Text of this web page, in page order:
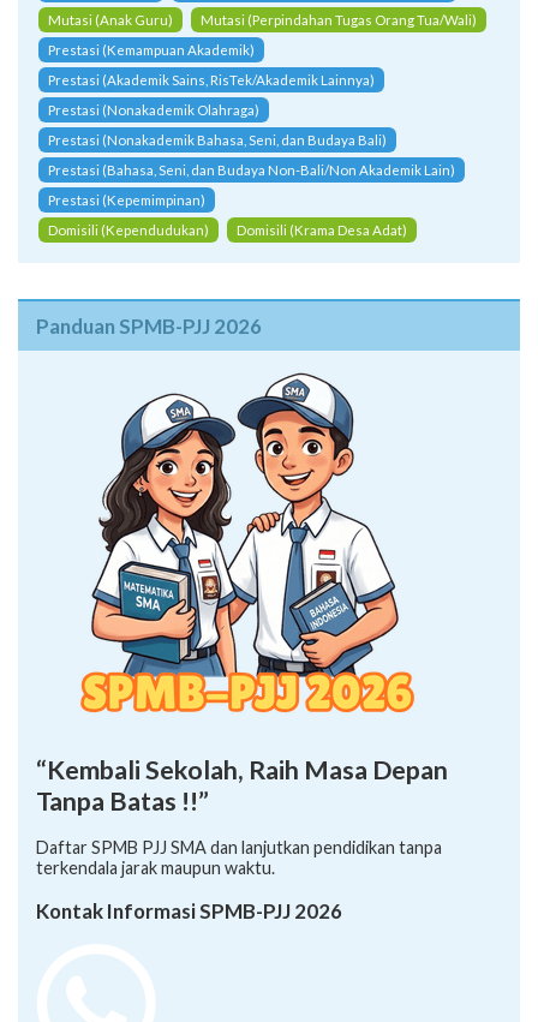
Mutasi (Anak Guru)
Mutasi (Perpindahan Tugas Orang Tua/Wali)
Prestasi (Kemampuan Akademik)
Prestasi (Akademik Sains, RisTek/Akademik Lainnya)
Prestasi (Nonakademik Olahraga)
Prestasi (Nonakademik Bahasa, Seni, dan Budaya Bali)
Prestasi (Bahasa, Seni, dan Budaya Non-Bali/Non Akademik Lain)
Prestasi (Kepemimpinan)
Domisili (Kependudukan)
Domisili (Krama Desa Adat)
Panduan SPMB-PJJ 2026
“Kembali Sekolah, Raih Masa Depan
Tanpa Batas !!”
Daftar SPMB PJJ SMA dan lanjutkan pendidikan tanpa
terkendala jarak maupun waktu.
Kontak Informasi SPMB-PJJ 2026